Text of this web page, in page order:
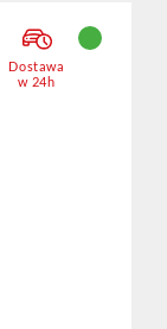
Dostawa
w 24h